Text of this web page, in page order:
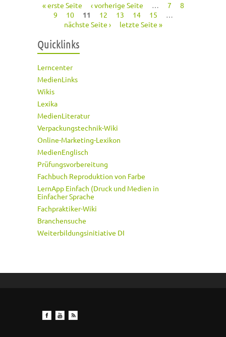
Seiten
« erste Seite ‹ vorherige Seite … 7
8
9
10 11 12 13 14 15
…
nächste Seite ›
letzte Seite »
Quicklinks
Lerncenter
MedienLinks
Wikis
Lexika
MedienLiteratur
Verpackungstechnik-Wiki
Online-Marketing-Lexikon
MedienEnglisch
Prüfungsvorbereitung
Fachbuch Reproduktion von Farbe
LernApp Einfach (Druck und Medien in
Einfacher Sprache
Fachpraktiker-Wiki
Branchensuche
Weiterbildungsinitiative DI